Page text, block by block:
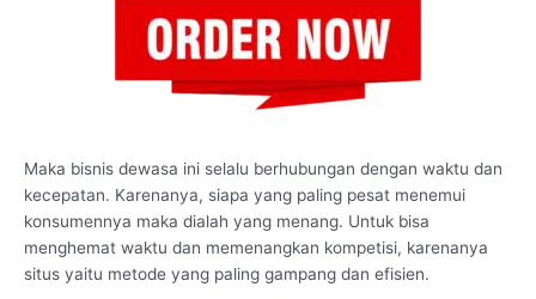
Maka bisnis dewasa ini selalu berhubungan dengan waktu dan
kecepatan. Karenanya, siapa yang paling pesat menemui
konsumennya maka dialah yang menang. Untuk bisa
menghemat waktu dan memenangkan kompetisi, karenanya
situs yaitu metode yang paling gampang dan efisien.